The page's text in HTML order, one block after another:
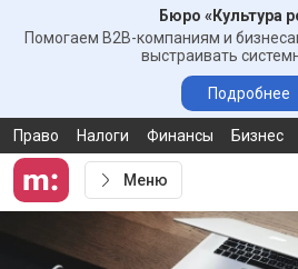
Бюро «Культура
Помогаем B2B-компаниям и
выстраивать
Подробнее
Право Налоги Финансы Бизнес
Меню